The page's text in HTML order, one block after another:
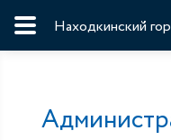
Находкинский